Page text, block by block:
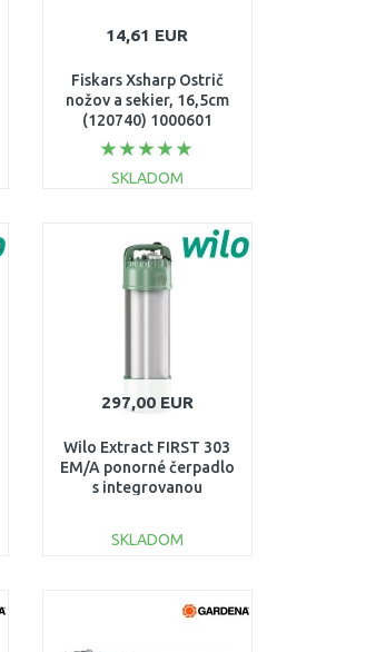
14,61 EUR
Fiskars Xsharp Ostrič
nožov a sekier, 16,5cm
(120740) 1000601
SKLADOM
Porovnať
297,00 EUR
Wilo Extract FIRST 303
EM/A ponorné čerpadlo
s integrovanou
SKLADOM